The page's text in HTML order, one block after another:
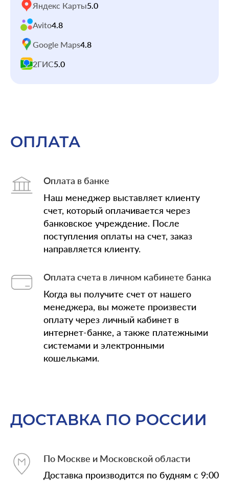
Яндекс Карты5.0
Avito4.8
Google Maps4.8
2ГИС5.0
ОПЛАТА
Оплата в банке
Наш менеджер выставляет клиенту
счет, который оплачивается через
банковское учреждение. После
поступления оплаты на счет, заказ
направляется клиенту.
Оплата счета в личном кабинете банка
Когда вы получите счет от нашего
менеджера, вы можете произвести
оплату через личный кабинет в
интернет-банке, а также платежными
системами и электронными
кошельками.
ДОСТАВКА ПО РОССИИ
По Москве и Московской области
Доставка производится по будням с 9:00